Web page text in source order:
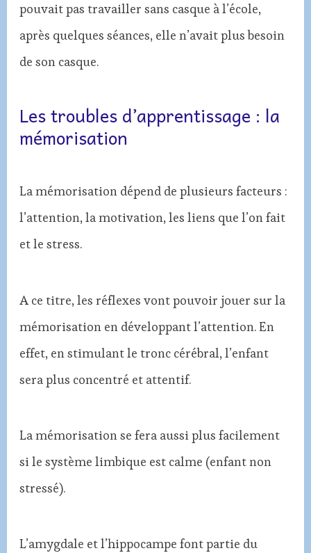
pouvait pas travailler sans casque à l’école,
après quelques séances, elle n’avait plus besoin
de son casque.
Les troubles d’apprentissage : la
mémorisation
La mémorisation dépend de plusieurs facteurs :
l’attention, la motivation, les liens que l’on fait
et le stress.
A ce titre, les réflexes vont pouvoir jouer sur la
mémorisation en développant l’attention. En
effet, en stimulant le tronc cérébral, l’enfant
sera plus concentré et attentif.
La mémorisation se fera aussi plus facilement
si le système limbique est calme (enfant non
stressé).
L’amygdale et l’hippocampe font partie du